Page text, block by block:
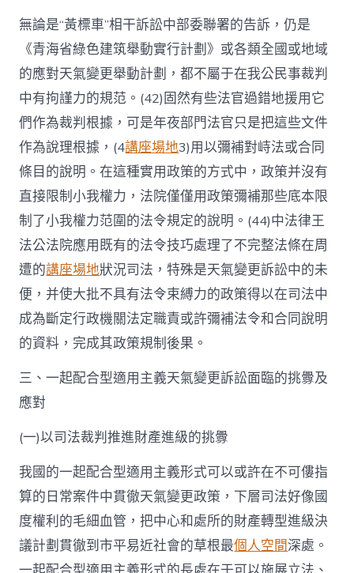
無論是“黃標車”相干訴訟中部委聯署的告訴，仍是
《青海省綠色建筑舉動實行計劃》或各類全國或地域
的應對天氣變更舉動計劃，都不屬于在我公民事裁判
中有拘謹力的規范。(42)固然有些法官過錯地援用它
們作為裁判根據，可是年夜部門法官只是把這些文件
作為說理根據，(4講座場地3)用以彌補對峙法或合同
條目的說明。在這種實用政策的方式中，政策并沒有
直接限制小我權力，法院僅僅用政策彌補那些底本限
制了小我權力范圍的法令規定的說明。(44)中法律王
法公法院應用既有的法令技巧處理了不完整法條在周
遭的講座場地狀況司法，特殊是天氣變更訴訟中的未
便，并使大批不具有法令束縛力的政策得以在司法中
成為斷定行政機關法定職責或許彌補法令和合同說明
的資料，完成其政策規制後果。
三、一起配合型適用主義天氣變更訴訟面臨的挑釁及
應對
(一)以司法裁判推進財產進級的挑釁
我國的一起配合型適用主義形式可以或許在不可僂指
算的日常案件中貫徹天氣變更政策，下層司法好像國
度權利的毛細血管，把中心和處所的財產轉型進級決
議計劃貫徹到市平易近社會的草根最個人空間深處。